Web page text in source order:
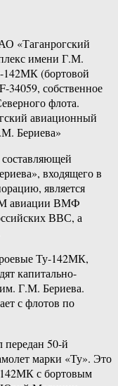
«Таганрогский
имени Г.М.
142МК (бортовой
34059, собственное
флота.
авиационный
Бериева»
входящего в
является
авиации ВМФ
ВВС, а
Ту-142МК,
капитально-
Г.М. Бериева.
с флотов по
50-й
марки «Ту». Это
с бортовым